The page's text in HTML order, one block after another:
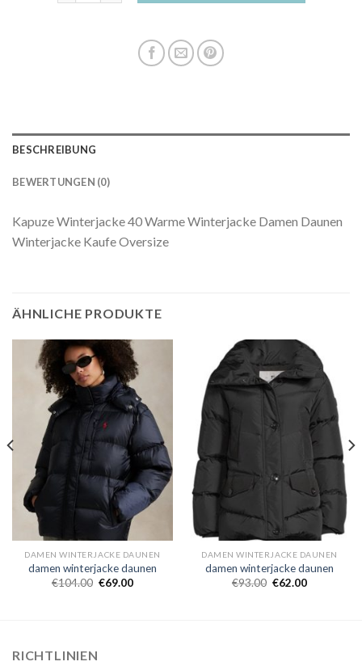
BESCHREIBUNG
BEWERTUNGEN (0)
Kapuze Winterjacke 40 Warme Winterjacke Damen Daunen
Winterjacke Kaufe Oversize
ÄHNLICHE PRODUKTE
DAMEN WINTERJACKE DAUNEN
damen winterjacke daunen
€104.00 €69.00
DAMEN WINTERJACKE DAUNEN
damen winterjacke daunen
€93.00 €62.00
RICHTLINIEN